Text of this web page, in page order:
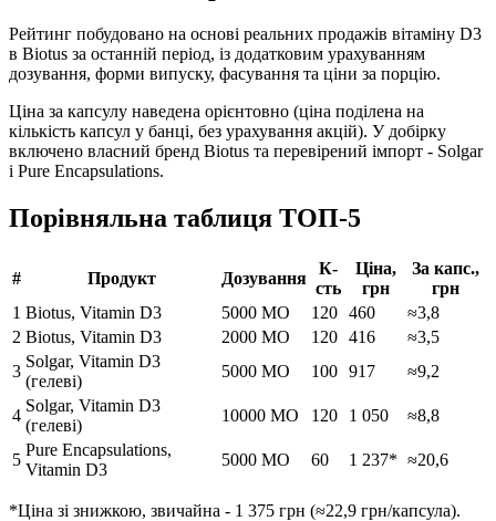
Рейтинг побудовано на основі реальних продажів вітаміну D3
в Biotus за останній період, із додатковим урахуванням
дозування, форми випуску, фасування та ціни за порцію.
Ціна за капсулу наведена орієнтовно (ціна поділена на
кількість капсул у банці, без урахування акцій). У добірку
включено власний бренд Biotus та перевірений імпорт - Solgar
і Pure Encapsulations.
Порівняльна таблиця ТОП-5
# Продукт Дозування
К-
сть
Ціна,
грн
За капс.,
грн
1 Biotus, Vitamin D3 5000 МО 120 460
≈3,8
2 Biotus, Vitamin D3 2000 МО 120 416
≈3,5
3
Solgar, Vitamin D3
(гелеві)
5000 МО 100 917 ≈9,2
4
Solgar, Vitamin D3
(гелеві)
10000 МО 120 1 050 ≈8,8
5
Pure Encapsulations,
Vitamin D3
5000 МО 60 1 237* ≈20,6
*Ціна зі знижкою, звичайна - 1 375 грн (≈22,9 грн/капсула).